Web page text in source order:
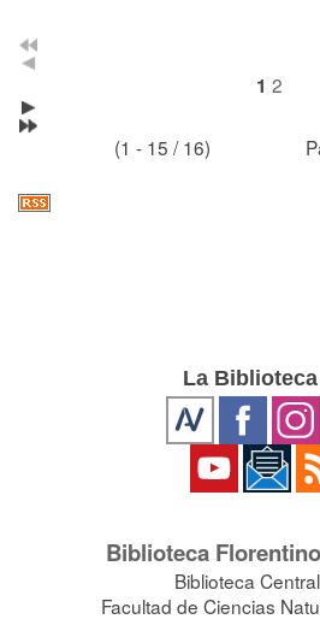
1 2
(1 - 15 / 16)
La
Biblioteca
Biblioteca
Facultad de Ciencias